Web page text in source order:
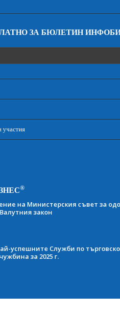
ЗА БЮЛЕТИН
®
на Министерския съвет за
закон
успешните Служби по
за 2025 г.